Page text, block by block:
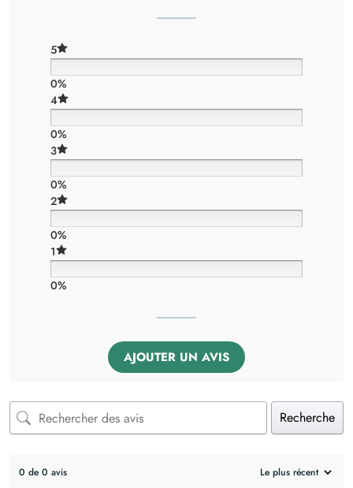
5
0%
4
0%
3
0%
2
0%
1
0%
AJOUTER UN AVIS
Recherche
0 de 0 avis